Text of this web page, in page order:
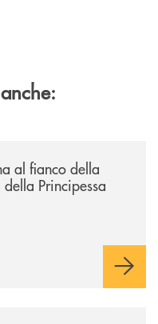
al fianco della
Principessa